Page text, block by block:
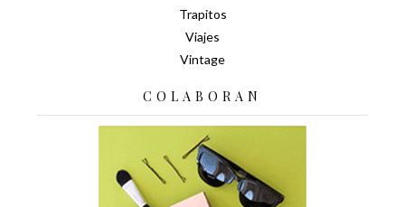
Trapitos
Viajes
Vintage
COLABORAN